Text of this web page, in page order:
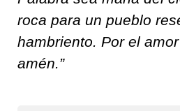
roca para un pueblo
hambriento. Por el
amén.”